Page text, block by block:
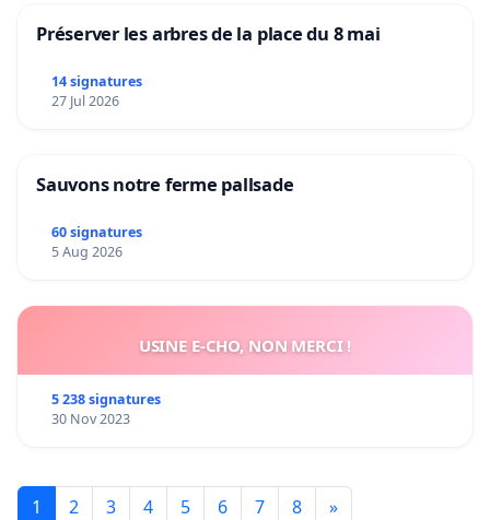
Préserver les arbres de la place du 8 mai
14 signatures
27 Jul 2026
Sauvons notre ferme pallsade
60 signatures
5 Aug 2026
USINE E-CHO, NON MERCI !
5 238 signatures
30 Nov 2023
1 2 3 4 5 6 7 8 »